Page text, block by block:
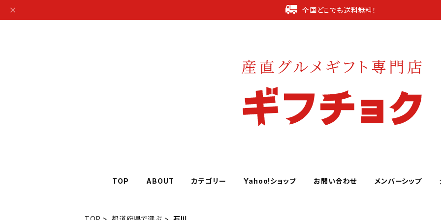
全国どこでも送料無料！
TOP ABOUT カテゴリー Yahoo!ショップ お問い合わせ メンバーシップ